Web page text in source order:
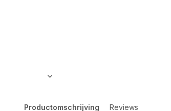
Productomschrijving Reviews